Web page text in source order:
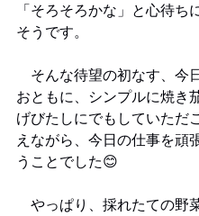
「そろそろかな」と心待ち
そうです。
そんな待望の初なす、今
おともに、シンプルに焼き
げびたしにでもしていただ
えながら、今日の仕事を頑
うことでした😊
やっぱり、採れたての野